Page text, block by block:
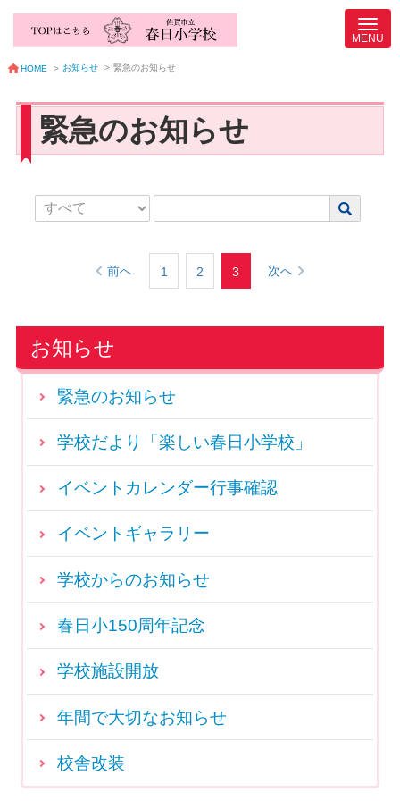
HOME > お知らせ > 緊急のお知らせ
緊急のお知らせ
前へ 1 2 3 次へ
お知らせ
緊急のお知らせ
学校だより「楽しい春日小学校」
イベントカレンダー行事確認
イベントギャラリー
学校からのお知らせ
春日小150周年記念
学校施設開放
年間で大切なお知らせ
校舎改装